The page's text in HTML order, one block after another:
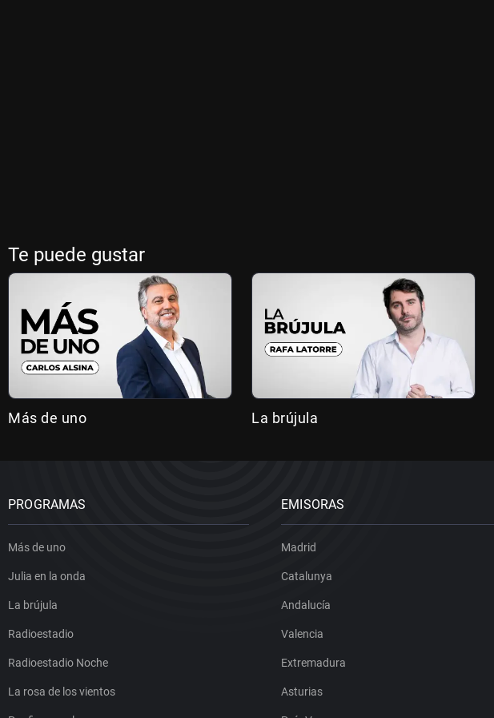
Te puede gustar
Más de uno La brújula
PROGRAMAS
Más de uno
Julia en la onda
La brújula
Radioestadio
Radioestadio Noche
La rosa de los vientos
EMISORAS
Madrid
Catalunya
Andalucía
Valencia
Extremadura
Asturias